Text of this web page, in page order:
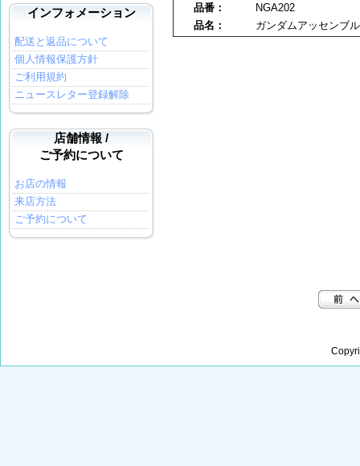
インフォメーション
配送と返品について
個人情報保護方針
ご利用規約
ニュースレター登録解除
店舗情報 /
ご予約について
お店の情報
来店方法
ご予約について
品番：
NGA202
品名：
ガンダムアッセンブ